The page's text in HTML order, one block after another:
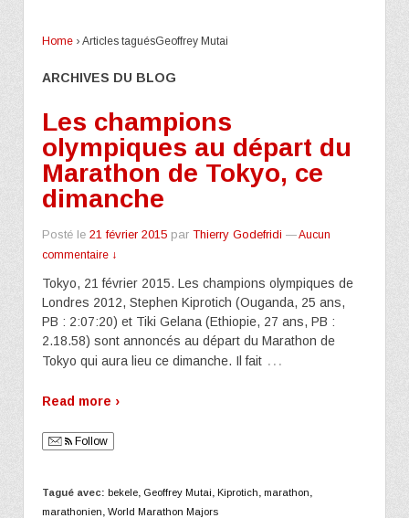
Home › Articles taguésGeoffrey Mutai
ARCHIVES DU BLOG
Les champions
olympiques au départ du
Marathon de Tokyo, ce
dimanche
Posté le 21 février 2015 par Thierry Godefridi —Aucun
commentaire ↓
Tokyo, 21 février 2015. Les champions olympiques de
Londres 2012, Stephen Kiprotich (Ouganda, 25 ans,
PB : 2:07:20) et Tiki Gelana (Ethiopie, 27 ans, PB :
2.18.58) sont annoncés au départ du Marathon de
Tokyo qui aura lieu ce dimanche. Il fait …
Read more ›
Follow
Tagué avec: bekele Geoffrey Mutai Kiprotich marathon
marathonien World Marathon Majors